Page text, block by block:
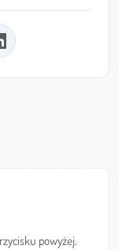
powyżej.